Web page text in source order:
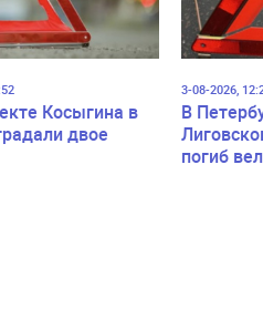
Косыгина в
двое
3-08-2026,
В
погиб